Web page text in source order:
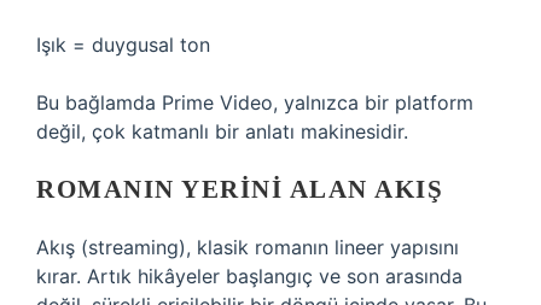
Işık = duygusal ton
Bu bağlamda Prime Video, yalnızca bir platform
değil, çok katmanlı bir anlatı makinesidir.
ROMANIN YERINI ALAN AKIŞ
Akış (streaming), klasik romanın lineer yapısını
kırar. Artık hikâyeler başlangıç ve son arasında